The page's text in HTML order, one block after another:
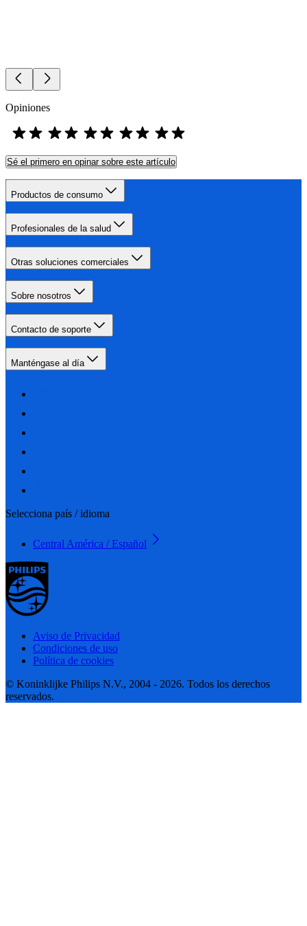
Opiniones
Sé el primero en opinar sobre este artículo
Productos de consumo
Profesionales de la salud
Otras soluciones comerciales
Sobre nosotros
Contacto de soporte
Manténgase al día
Selecciona país / idioma
Central América / Español
Aviso de Privacidad
Condiciones de uso
Política de cookies
© Koninklijke Philips N.V., 2004 - 2026. Todos los derechos
reservados.